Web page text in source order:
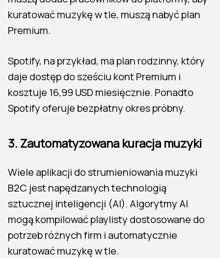
kuratować muzykę w tle, muszą nabyć plan
Premium.
Spotify, na przykład, ma plan rodzinny, który
daje dostęp do sześciu kont Premium i
kosztuje 16,99 USD miesięcznie. Ponadto
Spotify oferuje bezpłatny okres próbny.
3. Zautomatyzowana kuracja muzyki
Wiele aplikacji do strumieniowania muzyki
B2C jest napędzanych technologią
sztucznej inteligencji (AI). Algorytmy AI
mogą kompilować playlisty dostosowane do
potrzeb różnych firm i automatycznie
kuratować muzykę w tle.